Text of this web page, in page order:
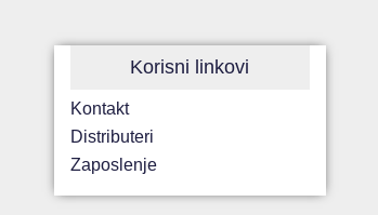
Korisni linkovi
Kontakt
Distributeri
Zaposlenje